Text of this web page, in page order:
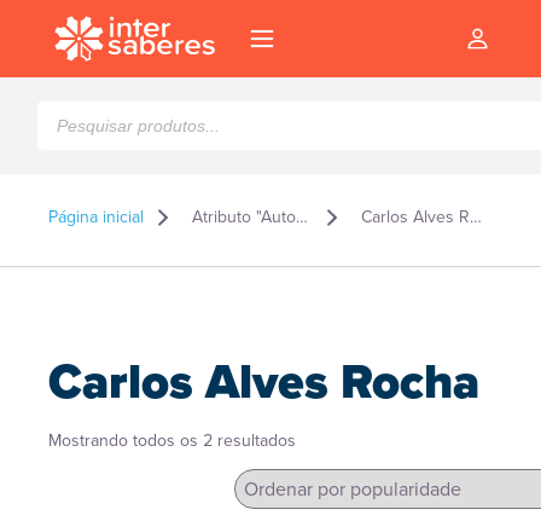
produtos
Página inicial Atributo "Autor" de produto Carlos Alves Rocha
Carlos Alves Rocha
Mostrando todos os 2 resultados
popularidade